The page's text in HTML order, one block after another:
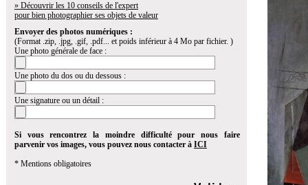
» Découvrir les 10 conseils de l'expert
pour bien photographier ses objets de valeur
Envoyer des photos numériques :
(Format .zip, .jpg, .gif, .pdf... et poids inférieur à 4 Mo par fichier. )
Une photo générale de face :
Une photo du dos ou du dessous :
Une signature ou un détail :
Si vous rencontrez la moindre difficulté pour nous faire
parvenir vos images, vous pouvez nous contacter à ICI
* Mentions obligatoires